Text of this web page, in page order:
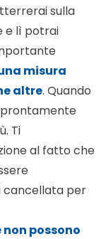
sulla
e lì potrai
misura
altre. Quando
prontamente
Ti
al fatto che
cancellata per
possono